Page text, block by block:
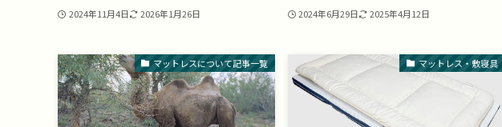
2024年11月4日 2026年1月26日 2024年6月29日 2025年4月12日
マットレスについて記事一覧 マットレス・敷寝具